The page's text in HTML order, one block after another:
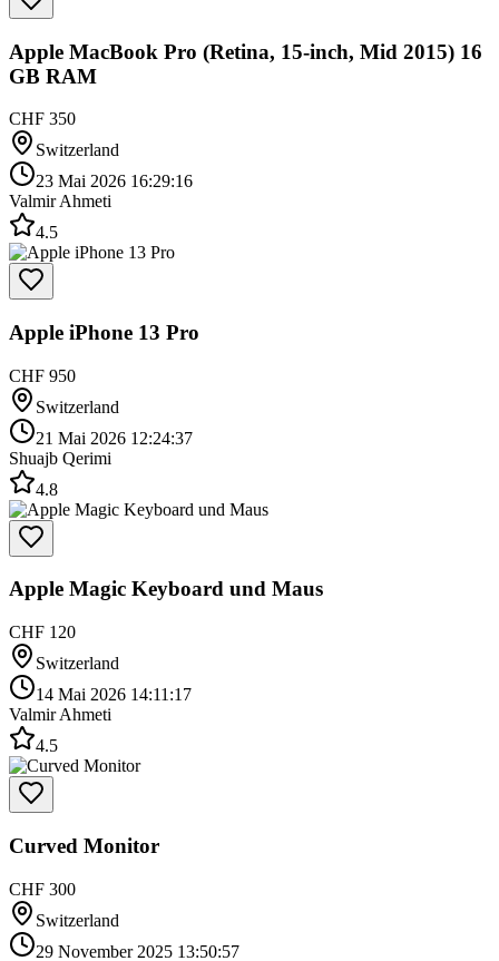
Apple MacBook Pro (Retina, 15-inch, Mid 2015) 16
GB RAM
CHF 350
Switzerland
23 Mai 2026 16:29:16
Valmir Ahmeti
4.5
Apple iPhone 13 Pro
CHF 950
Switzerland
21 Mai 2026 12:24:37
Shuajb Qerimi
4.8
Apple Magic Keyboard und Maus
CHF 120
Switzerland
14 Mai 2026 14:11:17
Valmir Ahmeti
4.5
Curved Monitor
CHF 300
Switzerland
29 November 2025 13:50:57